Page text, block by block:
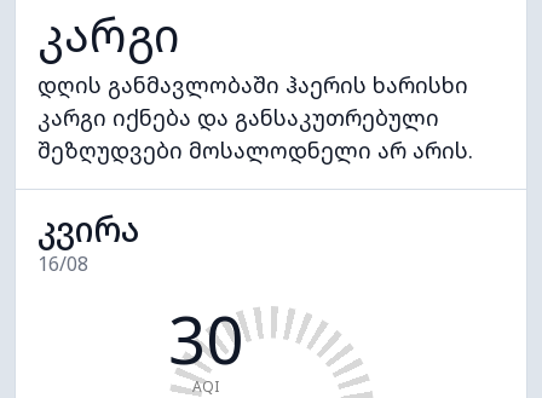
კარგი
დღის განმავლობაში ჰაერის ხარისხი
კარგი იქნება და განსაკუთრებული
შეზღუდვები მოსალოდნელი არ არის.
კვირა
16/08
30
AQI